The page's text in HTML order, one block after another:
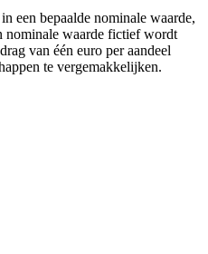
een bepaalde nominale waarde,
nominale waarde fictief wordt
van één euro per aandeel
te vergemakkelijken.